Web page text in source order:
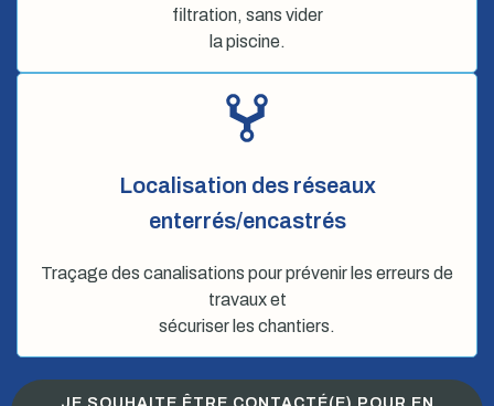
filtration, sans vider
la piscine.
Localisation des réseaux
enterrés/encastrés
Traçage des canalisations pour prévenir les erreurs de
travaux et
sécuriser les chantiers.